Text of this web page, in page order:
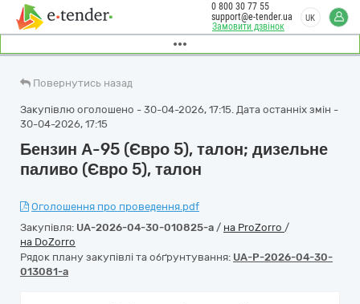
Замовити дзвінок
0 800 30 77 55
support@e-tender.ua
UK
Повернутись назад
Закупівлю оголошено - 30-04-2026, 17:15. Дата останніх змін -
30-04-2026, 17:15
Бензин А-95 (Євро 5), талон; дизельне
паливо (Євро 5), талон
Оголошення про проведення.pdf
Закупівля: UA-2026-04-30-010825-a / на ProZorro /
на DoZorro
Рядок плану закупівлі та обґрунтування: UA-P-2026-04-30-
013081-a